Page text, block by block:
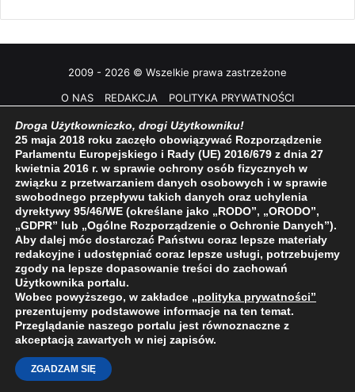
2009 - 2026 © Wszelkie prawa zastrzeżone
O NAS
REDAKCJA POLITYKA PRYWATNOŚCI
Droga Użytkowniczko, drogi Użytkowniku!
25 maja 2018 roku zaczęło obowiązywać Rozporządzenie
Parlamentu Europejskiego i Rady (UE) 2016/679 z dnia 27
kwietnia 2016 r. w sprawie ochrony osób fizycznych w
związku z przetwarzaniem danych osobowych i w sprawie
swobodnego przepływu takich danych oraz uchylenia
dyrektywy 95/46/WE (określane jako „RODO”, „ORODO”,
„GDPR” lub „Ogólne Rozporządzenie o Ochronie Danych”).
Aby dalej móc dostarczać Państwu coraz lepsze materiały
redakcyjne i udostępniać coraz lepsze usługi, potrzebujemy
zgody na lepsze dopasowanie treści do zachowań
Użytkownika portalu.
Wobec powyższego, w zakładce „polityka prywatności”
prezentujemy podstawowe informacje na ten temat.
Przeglądanie naszego portalu jest równoznaczne z
akceptacją zawartych w niej zapisów.
ZGADZAM SIĘ